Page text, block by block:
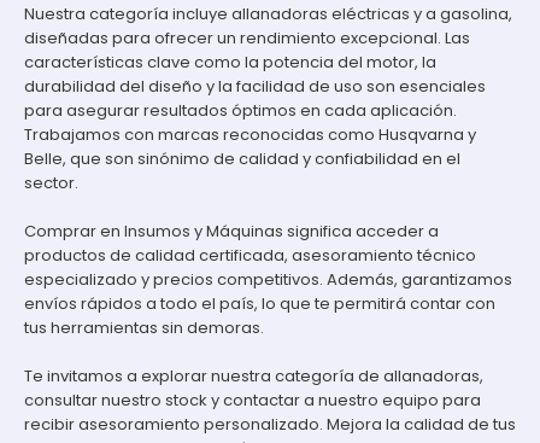
Nuestra categoría incluye allanadoras eléctricas y a gasolina,
diseñadas para ofrecer un rendimiento excepcional. Las
características clave como la potencia del motor, la
durabilidad del diseño y la facilidad de uso son esenciales
para asegurar resultados óptimos en cada aplicación.
Trabajamos con marcas reconocidas como Husqvarna y
Belle, que son sinónimo de calidad y confiabilidad en el
sector.
Comprar en Insumos y Máquinas significa acceder a
productos de calidad certificada, asesoramiento técnico
especializado y precios competitivos. Además, garantizamos
envíos rápidos a todo el país, lo que te permitirá contar con
tus herramientas sin demoras.
Te invitamos a explorar nuestra categoría de allanadoras,
consultar nuestro stock y contactar a nuestro equipo para
recibir asesoramiento personalizado. Mejora la calidad de tus